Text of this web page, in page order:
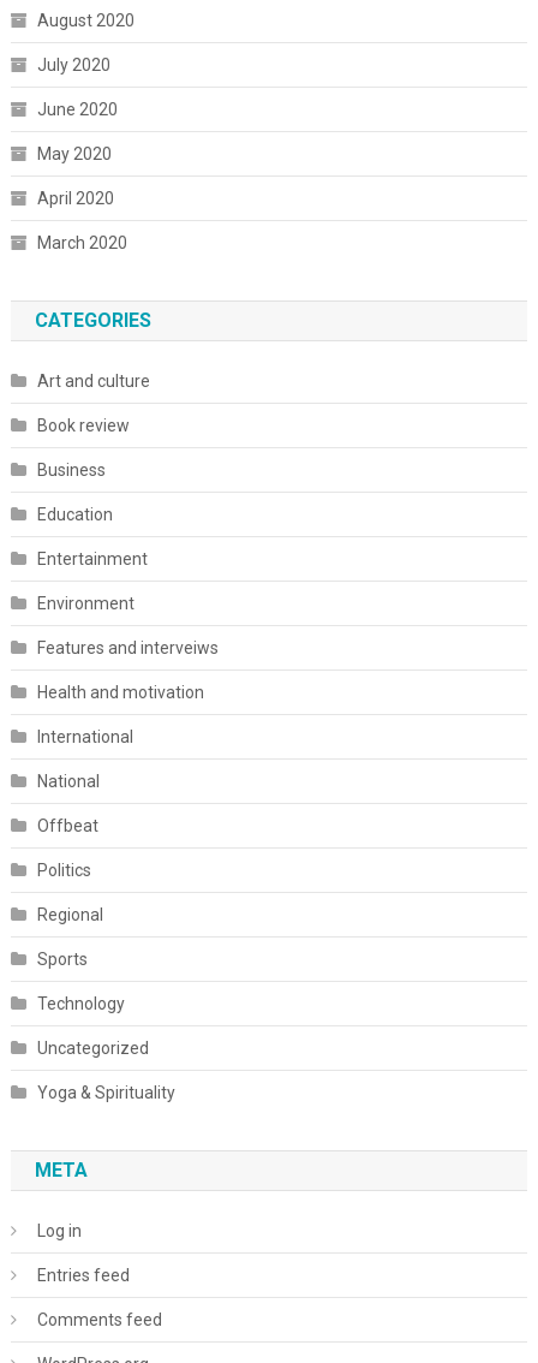
August 2020
July 2020
June 2020
May 2020
April 2020
March 2020
CATEGORIES
Art and culture
Book review
Business
Education
Entertainment
Environment
Features and interveiws
Health and motivation
International
National
Offbeat
Politics
Regional
Sports
Technology
Uncategorized
Yoga & Spirituality
META
Log in
Entries feed
Comments feed